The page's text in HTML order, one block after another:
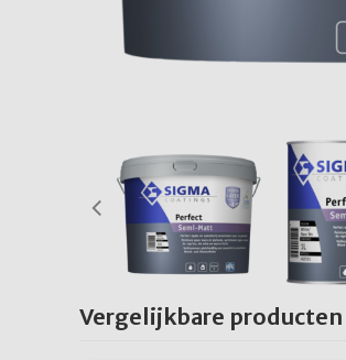
Vergelijkbare producten